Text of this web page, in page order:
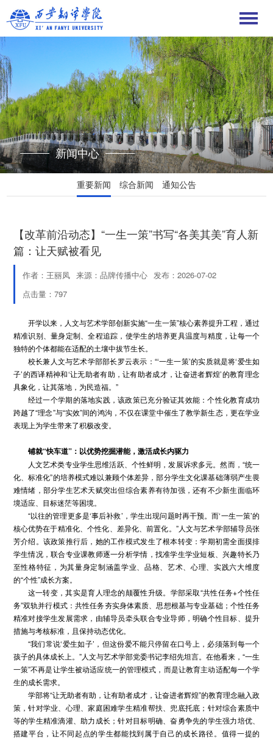
新闻中心
重要新闻 综合新闻 通知公告
【改革前沿动态】“一生一策”书写“各美其美”育人新
篇：让天赋被看见
作者：王丽凤 来源：品牌传播中心 发布：2026-07-02
点击量： 797
开学以来，人文与艺术学部创新实施“一生一策”核心素养提升工程，通过
精准识别、量身定制、全程追踪，使学生的培养更具温度与精度，让每一个
独特的个体都能在适配的土壤中拔节生长。
校长兼人文与艺术学部部长罗云表示：“‘一生一策’的实质就是将‘爱生如
子’的西译精神和‘让无助者有助，让有助者成才，让奋进者辉煌’的教育理念
具象化，让其落地，为民造福。”
经过一个学期的落地实践，该政策已充分验证其效能：个性化教育成功
跨越了“理念”与“实效”间的鸿沟，不仅在课堂中催生了教学新生态，更在学业
表现上为学生带来了积极改变。
铺就“快车道”：以优势挖掘潜能，激活成长内驱力
人文艺术类专业学生思维活跃、个性鲜明，发展诉求多元。然而，“统一
化、标准化”的培养模式难以兼顾个体差异，部分学生文化课基础薄弱产生畏
难情绪，部分学生艺术天赋突出但综合素养有待加强，还有不少新生面临环
境适应、目标迷茫等困境。
“以往的管理更多是‘事后补救’，学生出现问题时再干预。而‘一生一策’的
核心优势在于精准化、个性化、差异化、前置化。”人文与艺术学部辅导员张
芳介绍。该政策推行后，她的工作模式发生了根本转变：学期初需全面摸排
学生情况，联合专业课教师逐一分析学情，找准学生学业短板、兴趣特长乃
至性格特征，为其量身定制涵盖学业、品格、艺术、心理、实践六大维度
的“个性”成长方案。
这一转变，其实是育人理念的颠覆性升级。学部采取“共性任务+个性任
务”双轨并行模式：共性任务夯实身体素质、思想根基与专业基础；个性任务
精准对接学生发展需求，由辅导员牵头联合专业导师，明确个性目标、提升
措施与考核标准，且保持动态优化。
“我们常说‘爱生如子’，但这份爱不能只停留在口号上，必须落到每一个
孩子的具体成长上。”人文与艺术学部党委书记李绍先坦言。在他看来，“一生
一策”不再是让学生被动适应统一的管理模式，而是让教育主动适配每一个学
生的成长需求。
学部将“让无助者有助，让有助者成才，让奋进者辉煌”的教育理念融入政
策，针对学业、心理、家庭困难学生精准帮扶、兜底托底；针对综合素质中
等的学生精准滴灌、助力成长；针对目标明确、奋勇争先的学生强力培优、
搭建平台，让不同起点的学生都能找到属于自己的成长路径。值得一提的